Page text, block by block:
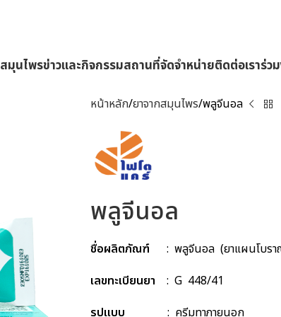
สมุนไพรข่าวและกิจกรรมสถานที่จัดจำหน่ายติดต่อเราร่ว
หน้าหลัก ยาจากสมุนไพร พลูจีนอล
พลูจีนอล
ชื่อผลิตภัณฑ์ : พลูจีนอล (ยาแผนโบร
เลขทะเบียนยา : G 448/41
รูปแบบ : ครีมทาภายนอก